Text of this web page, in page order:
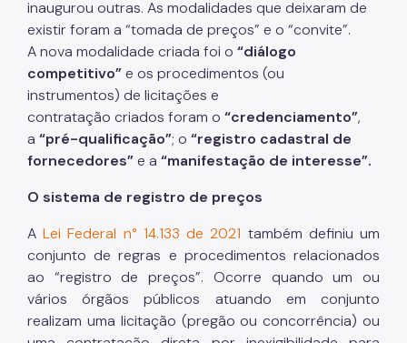
inaugurou outras. As modalidades que deixaram de
existir foram a “tomada de preços” e o “convite”.
A nova modalidade criada foi o “diálogo
competitivo”e os procedimentos (ou
instrumentos) de licitações e
contratação criados foram o “credenciamento”,
a “pré-qualificação”; o “registro cadastral de
fornecedores”e a “manifestação de interesse”.
O sistema de registro de preços
ALei Federal n° 14.133 de 2021 também definiu um
conjunto de regras e procedimentos relacionados
ao “registro de preços”. Ocorre quando um ou
vários órgãos públicos atuando em conjunto
realizam uma licitação (pregão ou concorrência) ou